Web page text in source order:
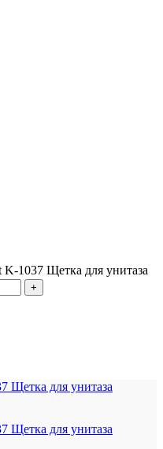
K-1037 Щетка для унитаза